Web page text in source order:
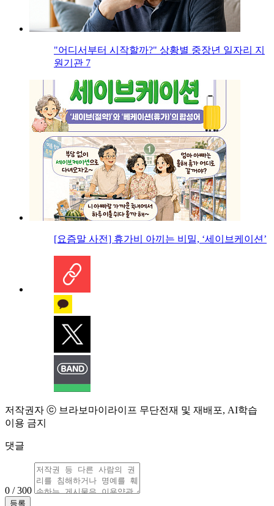
"어디서부터 시작할까?" 상황별 중장년 일자리 지
원기관 7
[요즘말 사전] 휴가비 아끼는 비밀, ‘세이브케이션’
저작권자 ⓒ 브라보마이라이프 무단전재 및 재배포, AI학습
이용 금지
댓글
0 / 300